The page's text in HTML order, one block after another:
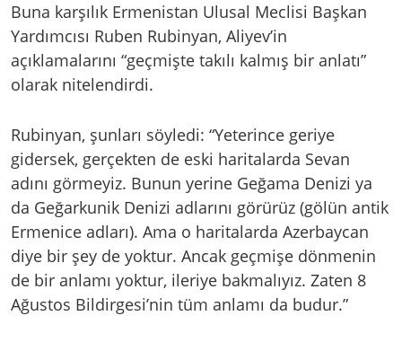
Buna karşılık Ermenistan Ulusal Meclisi Başkan
Yardımcısı Ruben Rubinyan, Aliyev’in
açıklamalarını “geçmişte takılı kalmış bir anlatı”
olarak nitelendirdi.
Rubinyan, şunları söyledi: “Yeterince geriye
gidersek, gerçekten de eski haritalarda Sevan
adını görmeyiz. Bunun yerine Geğama Denizi ya
da Geğarkunik Denizi adlarını görürüz (gölün antik
Ermenice adları). Ama o haritalarda Azerbaycan
diye bir şey de yoktur. Ancak geçmişe dönmenin
de bir anlamı yoktur, ileriye bakmalıyız. Zaten 8
Ağustos Bildirgesi’nin tüm anlamı da budur.”